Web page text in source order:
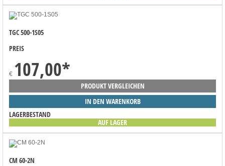
TGC 500-1S05
PREIS
€ 107,00*
PRODUKT VERGLEICHEN
IN DEN WARENKORB
LAGERBESTAND
AUF LAGER
CM 60-2N